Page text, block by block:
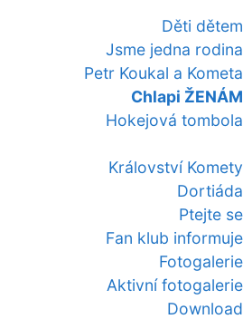
Děti dětem
Jsme jedna rodina
Petr Koukal a Kometa
Chlapi ŽENÁM
Hokejová tombola
Království Komety
Dortiáda
Ptejte se
Fan klub informuje
Fotogalerie
Aktivní fotogalerie
Download